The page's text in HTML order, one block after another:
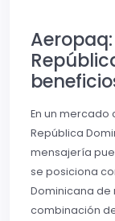
En un mercado
República
mensajería
se posiciona
Dominicana de
combinación